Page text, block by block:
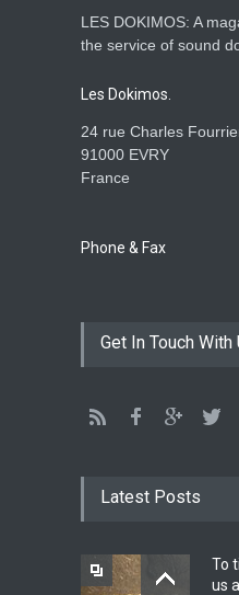
Is
LES DOKIMOS: A
the service of sound
Les Dokimos.
24 rue Charles
91000 EVRY
France
Phone & Fax
Get In Touch With
Latest Posts
To
us